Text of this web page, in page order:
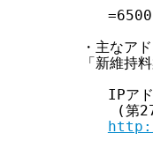
・主なアド
「新維持料
IPアド
(第27